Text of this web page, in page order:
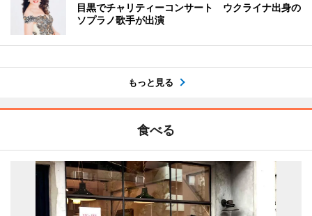
目黒でチャリティーコンサート ウクライナ出身の
ソプラノ歌手が出演
もっと見る
食べる